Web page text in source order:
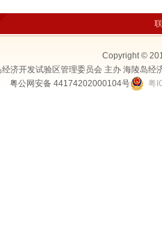
Copyright ©
经济开发试验区管理委员会 主办 海陵岛
粤公网安备 44174202000104号
粤